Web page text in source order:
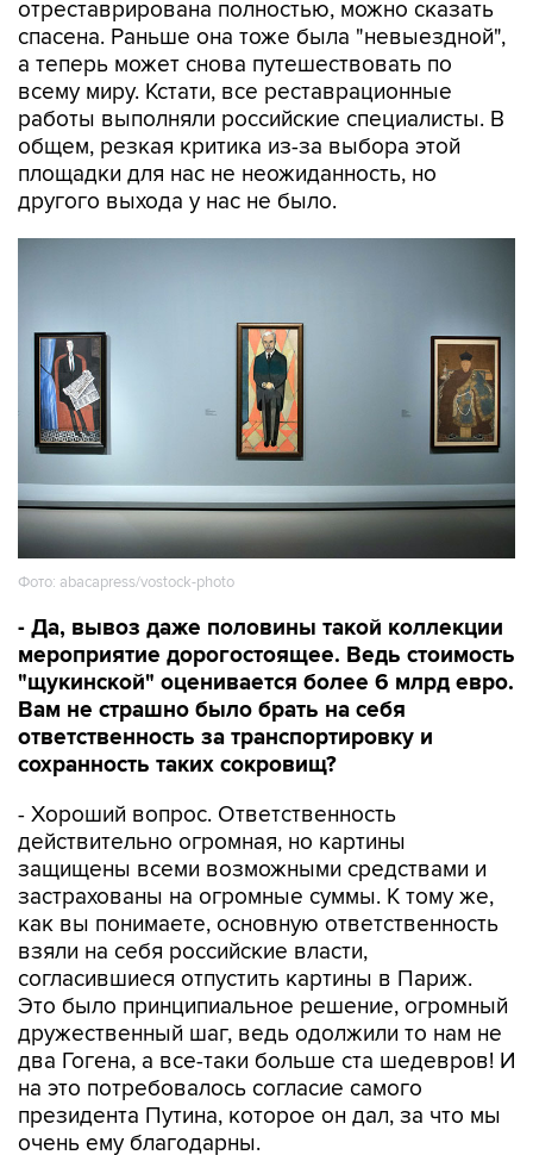
отреставрирована полностью, можно сказать
спасена. Раньше она тоже была "невыездной",
а теперь может снова путешествовать по
всему миру. Кстати, все реставрационные
работы выполняли российские специалисты. В
общем, резкая критика из-за выбора этой
площадки для нас не неожиданность, но
другого выхода у нас не было.
Фото: abacapress/vostock-photo
- Да, вывоз даже половины такой коллекции
мероприятие дорогостоящее. Ведь стоимость
"щукинской" оценивается более 6 млрд евро.
Вам не страшно было брать на себя
ответственность за транспортировку и
сохранность таких сокровищ?
- Хороший вопрос. Ответственность
действительно огромная, но картины
защищены всеми возможными средствами и
застрахованы на огромные суммы. К тому же,
как вы понимаете, основную ответственность
взяли на себя российские власти,
согласившиеся отпустить картины в Париж.
Это было принципиальное решение, огромный
дружественный шаг, ведь одолжили то нам не
два Гогена, а все-таки больше ста шедевров! И
на это потребовалось согласие самого
президента Путина, которое он дал, за что мы
очень ему благодарны.